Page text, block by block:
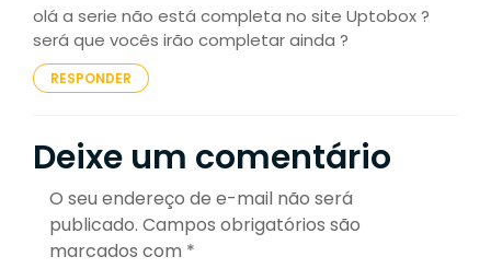
olá a serie não está completa no site Uptobox ?
será que vocês irão completar ainda ?
RESPONDER
Deixe um comentário
O seu endereço de e-mail não será
publicado. Campos obrigatórios são
marcados com *